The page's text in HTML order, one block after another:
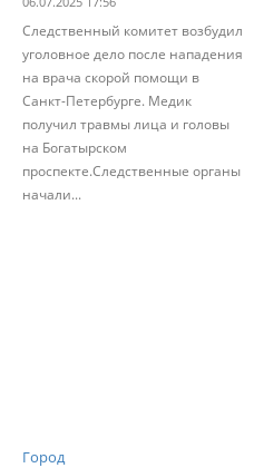
Следственный комитет возбудил
уголовное дело после нападения
на врача скорой помощи в
Санкт-Петербурге. Медик
получил травмы лица и головы
на Богатырском
проспекте.Следственные органы
начали...
Город